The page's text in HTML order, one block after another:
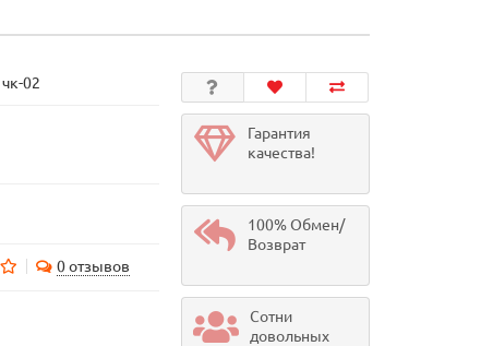
чк-02
0 отзывов
Гарантия
качества!
100% Обмен/
Возврат
Сотни
довольных